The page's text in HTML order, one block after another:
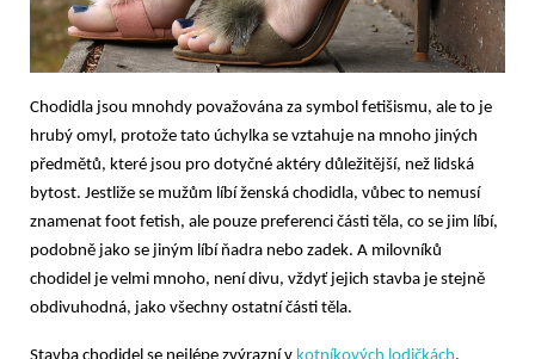
Chodidla jsou mnohdy považována za symbol fetišismu, ale to je
hrubý omyl, protože tato úchylka se vztahuje na mnoho jiných
předmětů, které jsou pro dotyčné aktéry důležitější, než lidská
bytost. Jestliže se mužům líbí ženská chodidla, vůbec to nemusí
znamenat foot fetish, ale pouze preferenci části těla, co se jim líbí,
podobně jako se jiným líbí ňadra nebo zadek. A milovníků
chodidel je velmi mnoho, není divu, vždyť jejich stavba je stejně
obdivuhodná, jako všechny ostatní části těla.